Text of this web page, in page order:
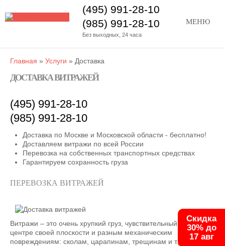
МЕНЮ
(495) 991-28-10
(985) 991-28-10
Без выходных, 24 часа
Главная » Услуги » Доставка
ДОСТАВКА ВИТРАЖЕЙ
(495) 991-28-10
(985) 991-28-10
Доставка по Москве и Московской области - бесплатно!
Доставляем витражи по всей России
Перевозка на собственных транспортных средствах
Гарантируем сохранность груза
ПЕРЕВОЗКА ВИТРАЖЕЙ
Витражи – это очень хрупкий груз, чувствительный к ударам в
центре своей плоскости и разным механическим
повреждениям: сколам, царапинам, трещинам и т.д. Поэтому
Скидка
30% до
17 авг